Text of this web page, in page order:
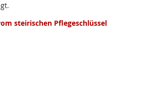
steirischen Pflegeschlüssel